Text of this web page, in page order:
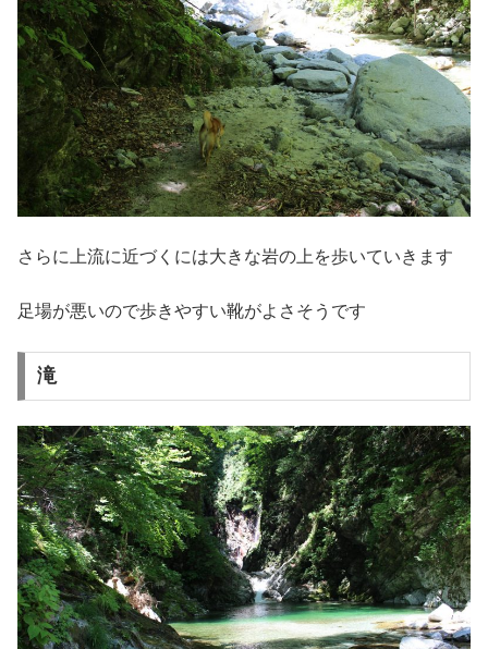
さらに上流に近づくには大きな岩の上を歩いていきます
足場が悪いので歩きやすい靴がよさそうです
滝